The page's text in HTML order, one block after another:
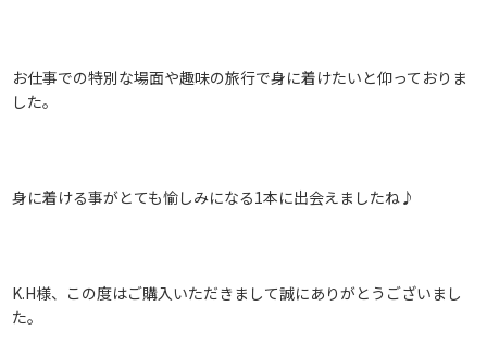
お仕事での特別な場面や趣味の旅行で身に着けたいと仰っておりま
した。
身に着ける事がとても愉しみになる1本に出会えましたね♪
K.H様、この度はご購入いただきまして誠にありがとうございまし
た。